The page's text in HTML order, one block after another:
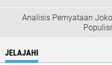
Analisis Pernyataan
JELAJAHI